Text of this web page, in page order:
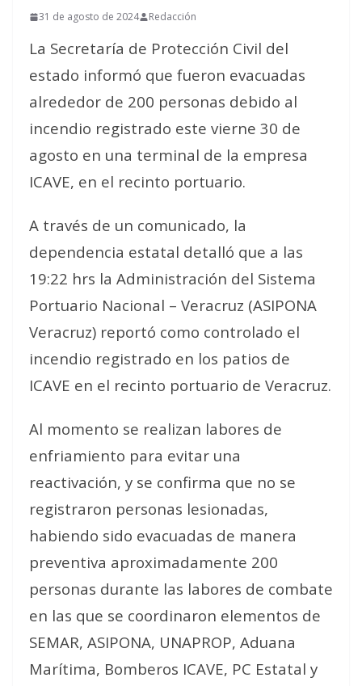
31 de agosto de 2024 Redacción
La Secretaría de Protección Civil del
estado informó que fueron evacuadas
alrededor de 200 personas debido al
incendio registrado este vierne 30 de
agosto en una terminal de la empresa
ICAVE, en el recinto portuario.
A través de un comunicado, la
dependencia estatal detalló que a las
19:22 hrs la Administración del Sistema
Portuario Nacional – Veracruz (ASIPONA
Veracruz) reportó como controlado el
incendio registrado en los patios de
ICAVE en el recinto portuario de Veracruz.
Al momento se realizan labores de
enfriamiento para evitar una
reactivación, y se confirma que no se
registraron personas lesionadas,
habiendo sido evacuadas de manera
preventiva aproximadamente 200
personas durante las labores de combate
en las que se coordinaron elementos de
SEMAR, ASIPONA, UNAPROP, Aduana
Marítima, Bomberos ICAVE, PC Estatal y